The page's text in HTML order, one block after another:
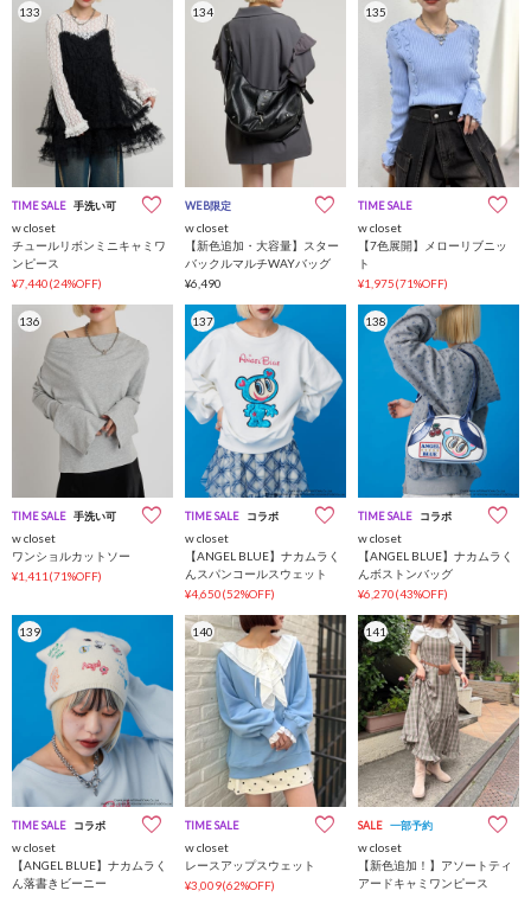
133
TIME SALE 手洗い可
w closet
チュールリボンミニキャミワ
ンピース
¥7,440(24%OFF)
134
WEB限定
w closet
【新色追加・大容量】スター
バックルマルチWAYバッグ
¥6,490
135
TIME SALE
w closet
【7色展開】メローリブニッ
ト
¥1,975(71%OFF)
136
TIME SALE 手洗い可
w closet
ワンショルカットソー
¥1,411(71%OFF)
137
TIME SALE コラボ
w closet
【ANGEL BLUE】ナカムラく
んスパンコールスウェット
¥4,650(52%OFF)
138
TIME SALE コラボ
w closet
【ANGEL BLUE】ナカムラく
んボストンバッグ
¥6,270(43%OFF)
139
TIME SALE コラボ
w closet
【ANGEL BLUE】ナカムラく
ん落書きビーニー
140
TIME SALE
w closet
レースアップスウェット
¥3,009(62%OFF)
141
SALE 一部予約
w closet
【新色追加！】アソートティ
アードキャミワンピース